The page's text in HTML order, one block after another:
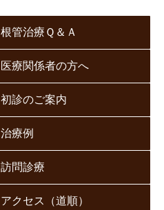
根管治療Ｑ＆Ａ
医療関係者の方へ
初診のご案内
治療例
訪問診療
アクセス（道順）